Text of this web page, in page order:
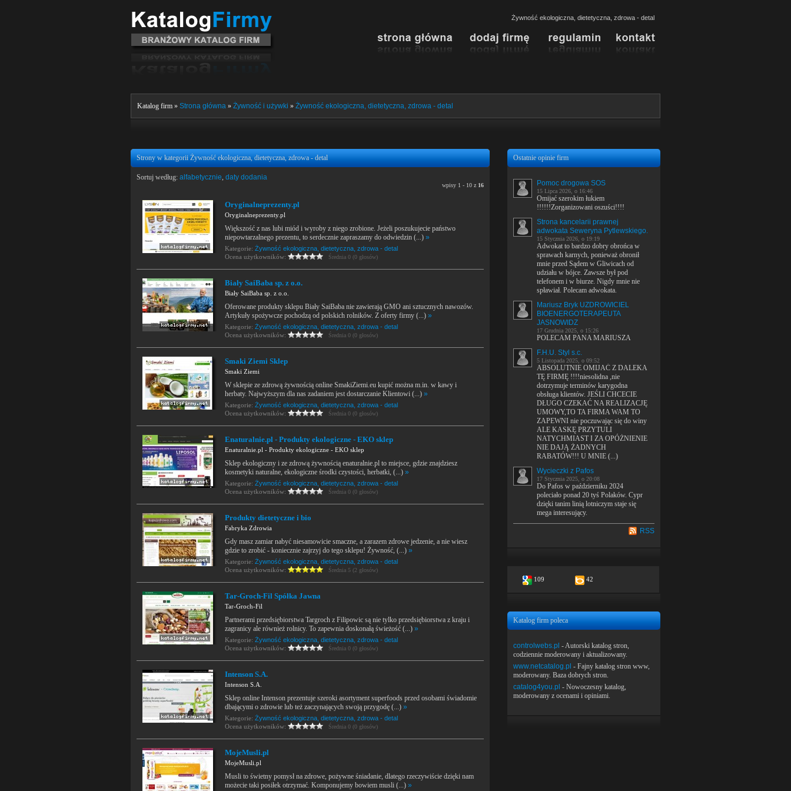
Żywność ekologiczna, dietetyczna, zdrowa - detal
Katalog firm » Strona główna » Żywność i używki » Żywność ekologiczna, dietetyczna, zdrowa - detal
Strony w kategorii Żywność ekologiczna, dietetyczna, zdrowa - detal
Sortuj według: alfabetycznie, daty dodania
wpisy 1 - 10 z 16
Oryginalneprezenty.pl
Oryginalneprezenty.pl
Większość z nas lubi miód i wyroby z niego zrobione. Jeżeli poszukujecie państwo
niepowtarzalnego prezentu, to serdecznie zapraszamy do odwiedzin (...) »
Kategorie: Żywność ekologiczna, dietetyczna, zdrowa - detal
Ocena użytkowników:
Średnia 0 (0 głosów)
Biały SaiBaba sp. z o.o.
Biały SaiBaba sp. z o.o.
Oferowane produkty sklepu Biały SaiBaba nie zawierają GMO ani sztucznych nawozów.
Artykuły spożywcze pochodzą od polskich rolników. Z oferty firmy (...) »
Kategorie: Żywność ekologiczna, dietetyczna, zdrowa - detal
Ocena użytkowników:
Średnia 0 (0 głosów)
Smaki Ziemi Sklep
Smaki Ziemi
W sklepie ze zdrową żywnością online SmakiZiemi.eu kupić można m.in. w kawy i
herbaty. Najwyższym dla nas zadaniem jest dostarczanie Klientowi (...) »
Kategorie: Żywność ekologiczna, dietetyczna, zdrowa - detal
Ocena użytkowników:
Średnia 0 (0 głosów)
Enaturalnie.pl - Produkty ekologiczne - EKO sklep
Enaturalnie.pl - Produkty ekologiczne - EKO sklep
Sklep ekologiczny i ze zdrową żywnością enaturalnie.pl to miejsce, gdzie znajdziesz
kosmetyki naturalne, ekologiczne środki czystości, herbatki, (...) »
Kategorie: Żywność ekologiczna, dietetyczna, zdrowa - detal
Ocena użytkowników:
Średnia 0 (0 głosów)
Produkty dietetyczne i bio
Fabryka Zdrowia
Gdy masz zamiar nabyć niesamowicie smaczne, a zarazem zdrowe jedzenie, a nie wiesz
gdzie to zrobić - koniecznie zajrzyj do tego sklepu! Żywność, (...) »
Kategorie: Żywność ekologiczna, dietetyczna, zdrowa - detal
Ocena użytkowników:
Średnia 5 (2 głosów)
Tar-Groch-Fil Spółka Jawna
Tar-Groch-Fil
Partnerami przedsiębiorstwa Targroch z Filipowic są nie tylko przedsiębiorstwa z kraju i
zagranicy ale również rolnicy. To zapewnia doskonałą świeżość (...) »
Kategorie: Żywność ekologiczna, dietetyczna, zdrowa - detal
Ocena użytkowników:
Średnia 0 (0 głosów)
Intenson S.A.
Intenson S.A.
Sklep online Intenson prezentuje szeroki asortyment superfoods przed osobami świadomie
dbającymi o zdrowie lub też zaczynających swoją przygodę (...) »
Kategorie: Żywność ekologiczna, dietetyczna, zdrowa - detal
Ocena użytkowników:
Średnia 0 (0 głosów)
MojeMusli.pl
MojeMusli.pl
Musli to świetny pomysł na zdrowe, pożywne śniadanie, dlatego rzeczywiście dzięki nam
możecie taki posiłek otrzymać. Komponujemy bowiem musli (...) »
Ostatnie opinie firm
Pomoc drogowa SOS
15 Lipca 2026, o 16:46
Omijać szerokim łukiem
!!!!!!Zorganizowani oszuści!!!!
Strona kancelarii prawnej
adwokata Seweryna Pytlewskiego.
15 Stycznia 2026, o 19:19
Adwokat to bardzo dobry obrońca w
sprawach karnych, ponieważ obronił
mnie przed Sądem w Gliwicach od
udziału w bójce. Zawsze był pod
telefonem i w biurze. Nigdy mnie nie
spławiał. Polecam adwokata.
Mariusz Bryk UZDROWICIEL
BIOENERGOTERAPEUTA
JASNOWIDZ
17 Grudnia 2025, o 15:26
POLECAM PANA MARIUSZA
F.H.U. Styl s.c.
5 Listopada 2025, o 09:52
ABSOLUTNIE OMIJAĆ Z DALEKA
TĘ FIRMĘ !!!!niesolidna ,nie
dotrzymuje terminów karygodna
obsługa klientów. JEŚLI CHCECIE
DŁUGO CZEKAĆ NA REALIZACJĘ
UMOWY,TO TA FIRMA WAM TO
ZAPEWNI nie poczuwając się do winy
ALE KASKĘ PRZYTULI
NATYCHMIAST I ZA OPÓŻNIENIE
NIE DAJĄ ŻADNYCH
RABATÓW!!! U MNIE (...)
Wycieczki z Pafos
17 Stycznia 2025, o 20:08
Do Pafos w październiku 2024
poleciało ponad 20 tyś Polaków. Cypr
dzięki tanim linią lotniczym staje się
mega interesujący.
RSS
109 42
Katalog firm poleca
controlwebs.pl - Autorski katalog stron,
codziennie moderowany i aktualizowany.
www.netcatalog.pl - Fajny katalog stron www,
moderowany. Baza dobrych stron.
catalog4you.pl - Nowoczesny katalog,
moderowany z ocenami i opiniami.